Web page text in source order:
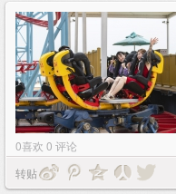
0喜欢 0 评论
转贴